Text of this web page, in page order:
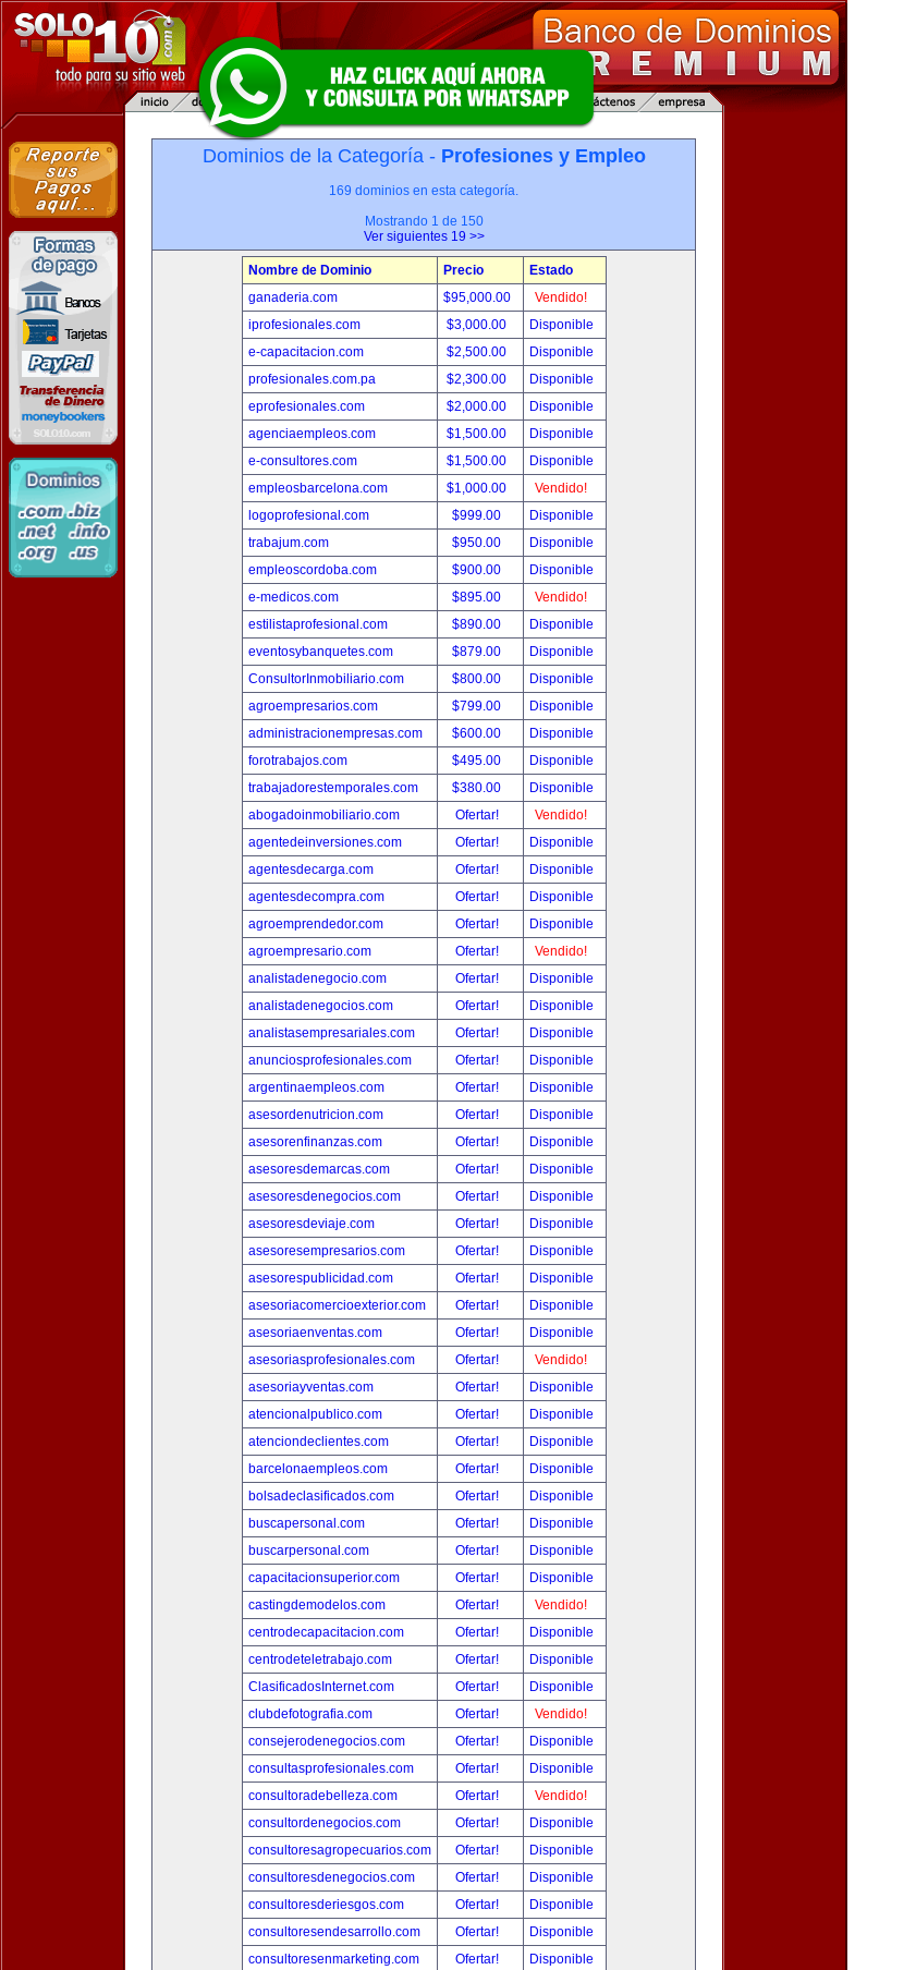
Dominios de la Categoría - Profesiones y Empleo
169 dominios en esta categoría.
Mostrando 1 de 150
Ver siguientes 19 >>
Nombre de Dominio Precio
Estado
ganaderia.com
$95,000.00
Vendido!
iprofesionales.com
$3,000.00
Disponible
e-capacitacion.com
$2,500.00
Disponible
profesionales.com.pa
$2,300.00
Disponible
eprofesionales.com
$2,000.00
Disponible
agenciaempleos.com
$1,500.00
Disponible
e-consultores.com
$1,500.00
Disponible
empleosbarcelona.com
$1,000.00
Vendido!
logoprofesional.com
$999.00
Disponible
trabajum.com
$950.00
Disponible
empleoscordoba.com
$900.00
Disponible
e-medicos.com
$895.00
Vendido!
estilistaprofesional.com
$890.00
Disponible
eventosybanquetes.com
$879.00
Disponible
ConsultorInmobiliario.com
$800.00
Disponible
agroempresarios.com
$799.00
Disponible
administracionempresas.com
$600.00
Disponible
forotrabajos.com
$495.00
Disponible
trabajadorestemporales.com
$380.00
Disponible
abogadoinmobiliario.com
Ofertar!
Vendido!
agentedeinversiones.com
Ofertar!
Disponible
agentesdecarga.com
Ofertar!
Disponible
agentesdecompra.com
Ofertar!
Disponible
agroemprendedor.com
Ofertar!
Disponible
agroempresario.com
Ofertar!
Vendido!
analistadenegocio.com
Ofertar!
Disponible
analistadenegocios.com
Ofertar!
Disponible
analistasempresariales.com
Ofertar!
Disponible
anunciosprofesionales.com
Ofertar!
Disponible
argentinaempleos.com
Ofertar!
Disponible
asesordenutricion.com
Ofertar!
Disponible
asesorenfinanzas.com
Ofertar!
Disponible
asesoresdemarcas.com
Ofertar!
Disponible
asesoresdenegocios.com
Ofertar!
Disponible
asesoresdeviaje.com
Ofertar!
Disponible
asesoresempresarios.com
Ofertar!
Disponible
asesorespublicidad.com
Ofertar!
Disponible
asesoriacomercioexterior.com
Ofertar!
Disponible
asesoriaenventas.com
Ofertar!
Disponible
asesoriasprofesionales.com
Ofertar!
Vendido!
asesoriayventas.com
Ofertar!
Disponible
atencionalpublico.com
Ofertar!
Disponible
atenciondeclientes.com
Ofertar!
Disponible
barcelonaempleos.com
Ofertar!
Disponible
bolsadeclasificados.com
Ofertar!
Disponible
buscapersonal.com
Ofertar!
Disponible
buscarpersonal.com
Ofertar!
Disponible
capacitacionsuperior.com
Ofertar!
Disponible
castingdemodelos.com
Ofertar!
Vendido!
centrodecapacitacion.com
Ofertar!
Disponible
centrodeteletrabajo.com
Ofertar!
Disponible
ClasificadosInternet.com
Ofertar!
Disponible
clubdefotografia.com
Ofertar!
Vendido!
consejerodenegocios.com
Ofertar!
Disponible
consultasprofesionales.com
Ofertar!
Disponible
consultoradebelleza.com
Ofertar!
Vendido!
consultordenegocios.com
Ofertar!
Disponible
consultoresagropecuarios.com
Ofertar!
Disponible
consultoresdenegocios.com
Ofertar!
Disponible
consultoresderiesgos.com
Ofertar!
Disponible
consultoresendesarrollo.com
Ofertar!
Disponible
consultoresenmarketing.com
Ofertar!
Disponible